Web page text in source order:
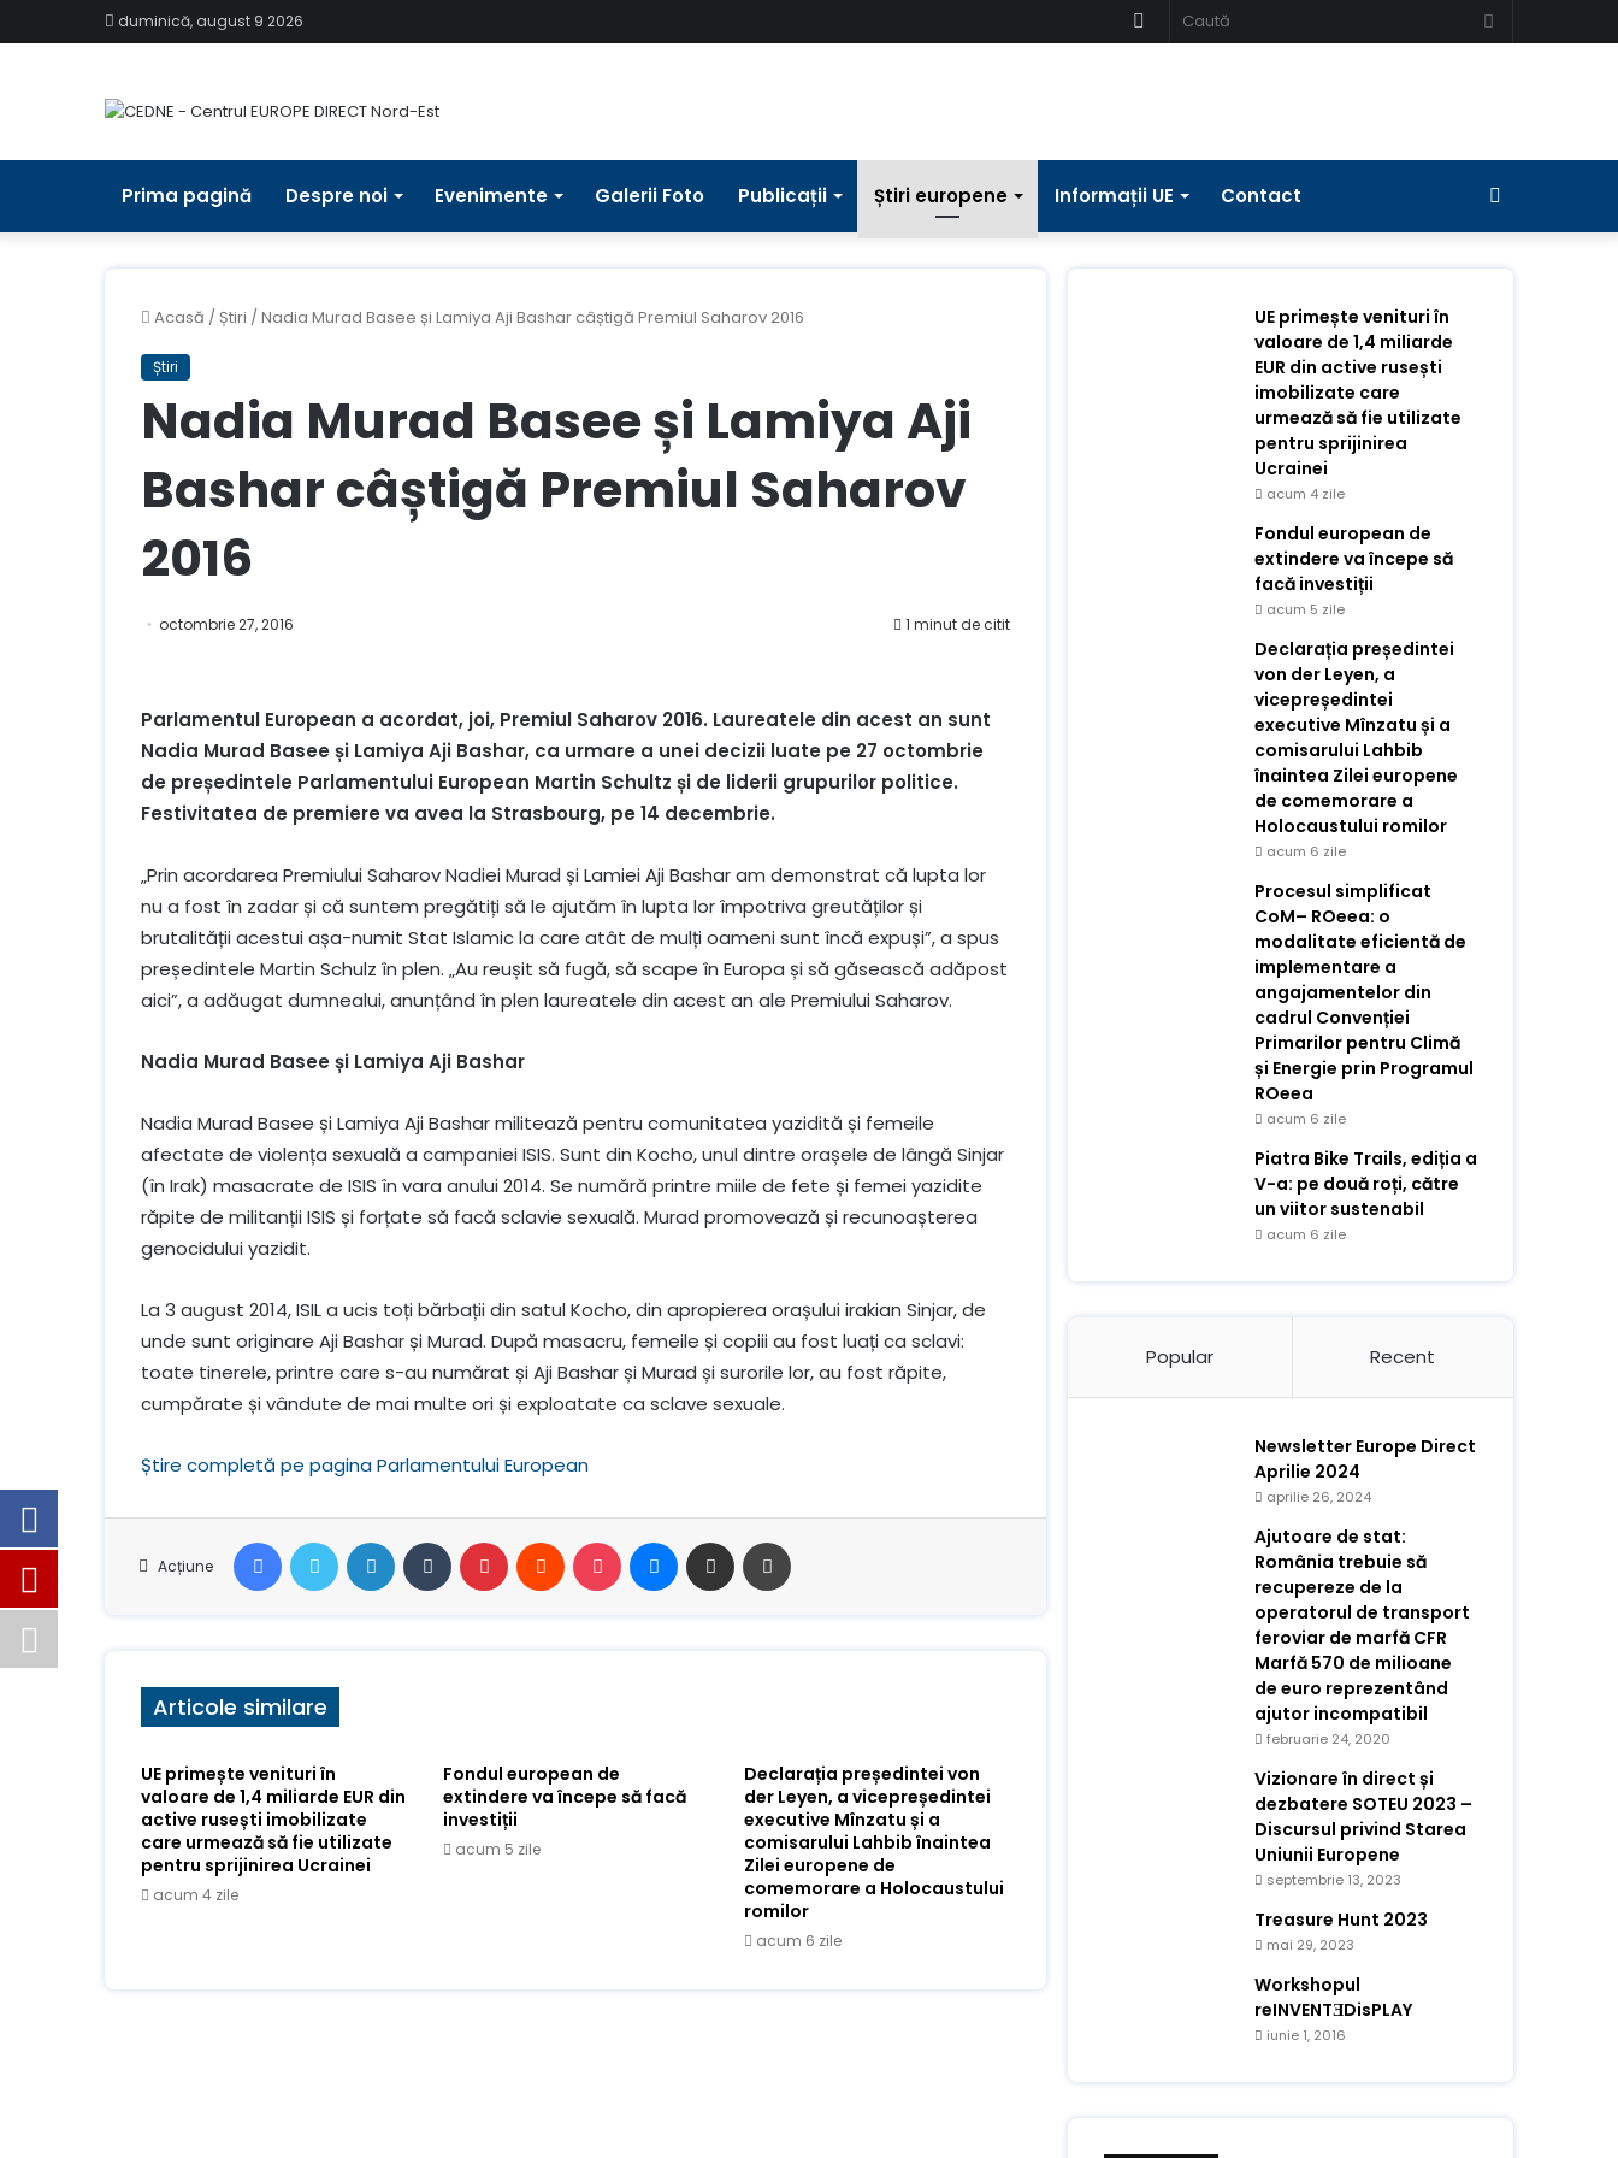
duminică, august 9 2026 Caută
Schimbați
Prima pagină Despre noi Evenimente Galerii Foto Publicații Știri europene Informații UE Contact
Acasă / Știri /Nadia Murad Basee și Lamiya Aji Bashar câștigă Premiul Saharov 2016
Știri
Nadia Murad Basee și Lamiya Aji
Bashar câștigă Premiul Saharov
2016
octombrie 27, 2016 1 minut de citit
Parlamentul European a acordat, joi, Premiul Saharov 2016. Laureatele din acest an sunt
Nadia Murad Basee și Lamiya Aji Bashar, ca urmare a unei decizii luate pe 27 octombrie
de președintele Parlamentului European Martin Schultz și de liderii grupurilor politice.
Festivitatea de premiere va avea la Strasbourg, pe 14 decembrie.
„Prin acordarea Premiului Saharov Nadiei Murad și Lamiei Aji Bashar am demonstrat că lupta lor
nu a fost în zadar și că suntem pregătiți să le ajutăm în lupta lor împotriva greutăților și
brutalității acestui așa-numit Stat Islamic la care atât de mulți oameni sunt încă expuși”, a spus
președintele Martin Schulz în plen. „Au reușit să fugă, să scape în Europa și să găsească adăpost
aici”, a adăugat dumnealui, anunțând în plen laureatele din acest an ale Premiului Saharov.
Nadia Murad Basee și Lamiya Aji Bashar
Nadia Murad Basee și Lamiya Aji Bashar militează pentru comunitatea yazidită și femeile
afectate de violența sexuală a campaniei ISIS. Sunt din Kocho, unul dintre orașele de lângă Sinjar
(în Irak) masacrate de ISIS în vara anului 2014. Se numără printre miile de fete și femei yazidite
răpite de militanții ISIS și forțate să facă sclavie sexuală. Murad promovează și recunoașterea
genocidului yazidit.
La 3 august 2014, ISIL a ucis toți bărbații din satul Kocho, din apropierea orașului irakian Sinjar, de
unde sunt originare Aji Bashar și Murad. După masacru, femeile și copiii au fost luați ca sclavi:
toate tinerele, printre care s-au numărat și Aji Bashar și Murad și surorile lor, au fost răpite,
cumpărate și vândute de mai multe ori și exploatate ca sclave sexuale.
Știre completă pe pagina Parlamentului European
Acțiune
FacebookStare de nervozitateLinkedIn Tumblr Pinterest Reddit Buzunar Mesager Distribuie prin e-mail
Articole similare
UE primește venituri în
valoare de 1,4 miliarde EUR din
active rusești imobilizate
care urmează să fie utilizate
pentru sprijinirea Ucrainei
acum 4 zile
Fondul european de
extindere va începe să facă
investiții
acum 5 zile
Declarația președintei von
der Leyen, a vicepreședintei
executive Mînzatu și a
comisarului Lahbib înaintea
Zilei europene de
comemorare a Holocaustului
romilor
acum 6 zile
UE primește venituri în
valoare de 1,4 miliarde
EUR din active rusești
imobilizate care
urmează să fie utilizate
pentru sprijinirea
Ucrainei
acum 4 zile
Fondul european de
extindere va începe să
facă investiții
acum 5 zile
Declarația președintei
von der Leyen, a
vicepreședintei
executive Mînzatu și a
comisarului Lahbib
înaintea Zilei europene
de comemorare a
Holocaustului romilor
acum 6 zile
Procesul simplificat
CoM– ROeea: o
modalitate eficientă de
implementare a
angajamentelor din
cadrul Convenției
Primarilor pentru Climă
și Energie prin Programul
ROeea
acum 6 zile
Piatra Bike Trails, ediția a
V-a: pe două roți, către
un viitor sustenabil
acum 6 zile
Popular Recent
Newsletter Europe Direct
Aprilie 2024
aprilie 26, 2024
Ajutoare de stat:
România trebuie să
recupereze de la
operatorul de transport
feroviar de marfă CFR
Marfă 570 de milioane
de euro reprezentând
ajutor incompatibil
februarie 24, 2020
Vizionare în direct și
dezbatere SOTEU 2023 –
Discursul privind Starea
Uniunii Europene
septembrie 13, 2023
Treasure Hunt 2023
mai 29, 2023
Workshopul
reINVENTƎDisPLAY
iunie 1, 2016